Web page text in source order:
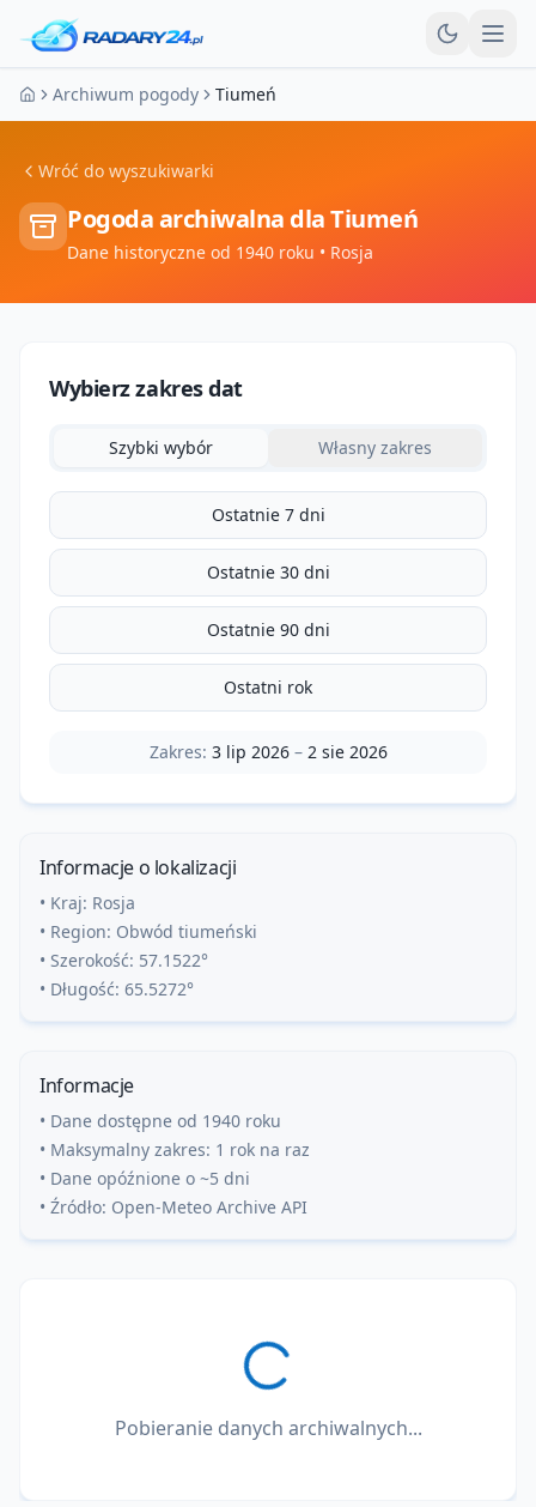
Strona główna
Archiwum pogody Tiumeń
Wróć do wyszukiwarki
Pogoda archiwalna dlaTiumeń
Dane historyczne od 1940 roku • Rosja
Wybierz zakres dat
Szybki wybór Własny zakres
Ostatnie 7 dni
Ostatnie 30 dni
Ostatnie 90 dni
Ostatni rok
Zakres: 3 lip 2026– 2 sie 2026
Informacje o lokalizacji
• Kraj: Rosja
• Region: Obwód tiumeński
• Szerokość: 57.1522°
• Długość: 65.5272°
Informacje
• Dane dostępne od 1940 roku
• Maksymalny zakres: 1 rok na raz
• Dane opóźnione o ~5 dni
• Źródło: Open-Meteo Archive API
Pobieranie danych archiwalnych...